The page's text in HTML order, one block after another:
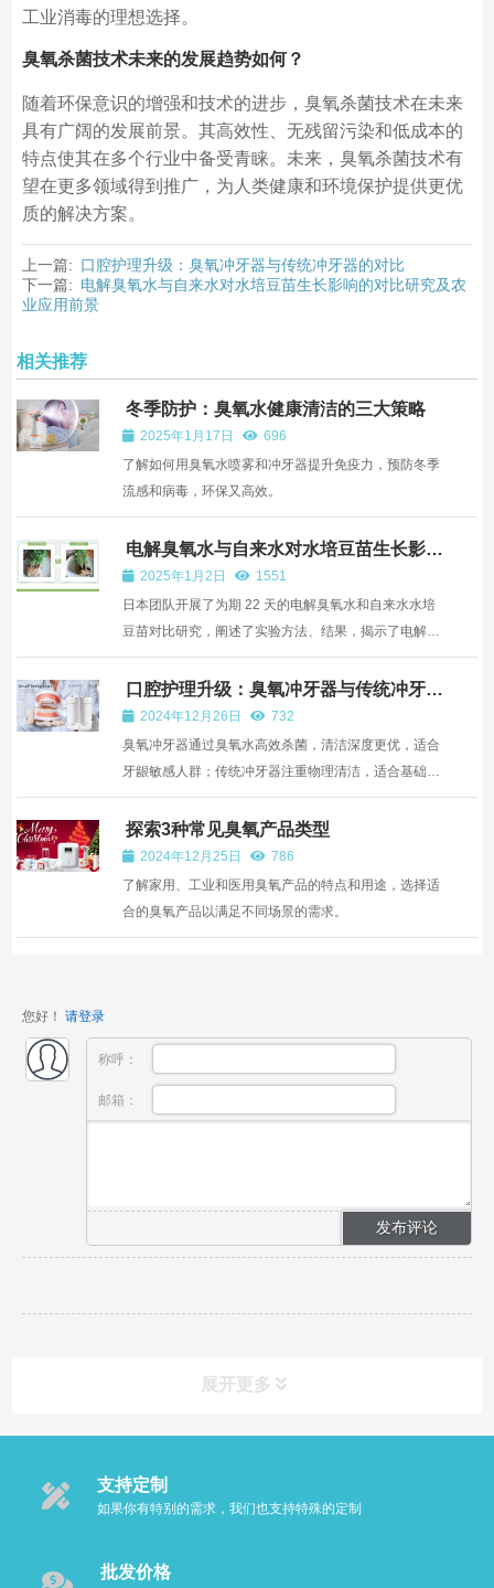
工业消毒的理想选择。
臭氧杀菌技术未来的发展趋势如何？
随着环保意识的增强和技术的进步，臭氧杀菌技术在未来
具有广阔的发展前景。其高效性、无残留污染和低成本的
特点使其在多个行业中备受青睐。未来，臭氧杀菌技术有
望在更多领域得到推广，为人类健康和环境保护提供更优
质的解决方案。
上一篇: 口腔护理升级：臭氧冲牙器与传统冲牙器的对比
下一篇: 电解臭氧水与自来水对水培豆苗生长影响的对比研究及农
业应用前景
相关推荐
冬季防护：臭氧水健康清洁的三大策略
2025年1月17日
696
了解如何用臭氧水喷雾和冲牙器提升免疫力，预防冬季
流感和病毒，环保又高效。
电解臭氧水与自来水对水培豆苗生长影响
的对比研究及农业应用前景
2025年1月2日
1551
日本团队开展了为期 22 天的电解臭氧水和自来水水培
豆苗对比研究，阐述了实验方法、结果，揭示了电解臭
氧水在农业中的变革潜力，不仅能促进豆苗生长，还能
提升作物质量、助力可持续农业，减少化学物质使用，
为更健康作物和环境带来希望
口腔护理升级：臭氧冲牙器与传统冲牙器
的对比
2024年12月26日
732
臭氧冲牙器通过臭氧水高效杀菌，清洁深度更优，适合
牙龈敏感人群；传统冲牙器注重物理清洁，适合基础口
腔护理需求。
探索3种常见臭氧产品类型
2024年12月25日
786
了解家用、工业和医用臭氧产品的特点和用途，选择适
合的臭氧产品以满足不同场景的需求。
您好！ 请登录
称呼：
邮箱：
展开更多
支持定制
如果你有特别的需求，我们也支持特殊的定制
批发价格